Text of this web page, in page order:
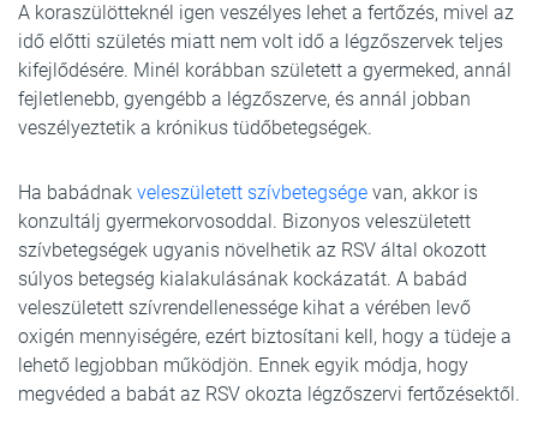
A koraszülötteknél igen veszélyes lehet a fertőzés, mivel az
idő előtti születés miatt nem volt idő a légzőszervek teljes
kifejlődésére. Minél korábban született a gyermeked, annál
fejletlenebb, gyengébb a légzőszerve, és annál jobban
veszélyeztetik a krónikus tüdőbetegségek.
Ha babádnak veleszületett szívbetegsége van, akkor is
konzultálj gyermekorvosoddal. Bizonyos veleszületett
szívbetegségek ugyanis növelhetik az RSV által okozott
súlyos betegség kialakulásának kockázatát. A babád
veleszületett szívrendellenessége kihat a vérében levő
oxigén mennyiségére, ezért biztosítani kell, hogy a tüdeje a
lehető legjobban működjön. Ennek egyik módja, hogy
megvéded a babát az RSV okozta légzőszervi fertőzésektől.